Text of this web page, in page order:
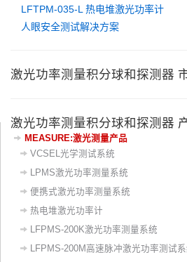
LFTPM-035-L 热电堆激光功率计
人眼安全测试解决方案
激光功率测量积分球和探测器
激光功率测量积分球和探测器
MEASURE:激光测量产品
VCSEL光学测试系统
LPMS激光功率测量系统
便携式激光功率测量系统
热电堆激光功率计
LFPMS-200K激光功率测量系统
LFPMS-200M高速脉冲激光功率测试